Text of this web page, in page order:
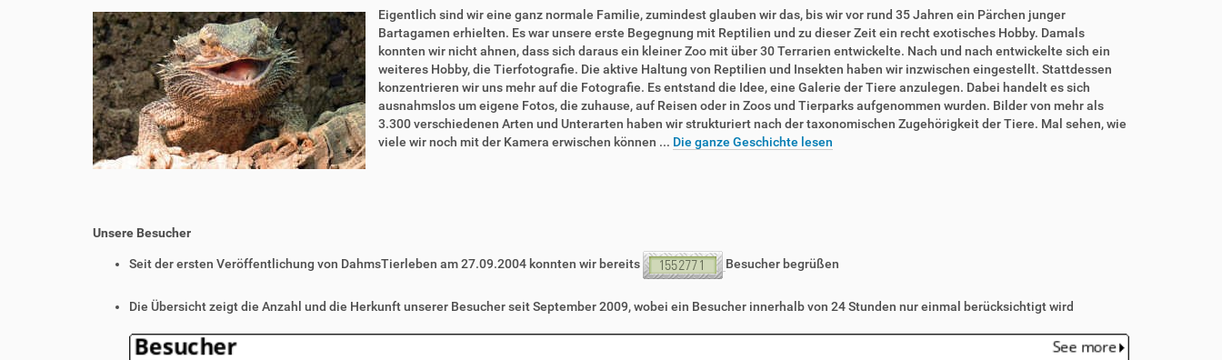
Eigentlich sind wir eine ganz normale Familie, zumindest glauben wir das, bis wir vor rund 35 Jahren ein Pärchen junger
Bartagamen erhielten. Es war unsere erste Begegnung mit Reptilien und zu dieser Zeit ein recht exotisches Hobby. Damals
konnten wir nicht ahnen, dass sich daraus ein kleiner Zoo mit über 30 Terrarien entwickelte. Nach und nach entwickelte sich ein
weiteres Hobby, die Tierfotografie. Die aktive Haltung von Reptilien und Insekten haben wir inzwischen eingestellt. Stattdessen
konzentrieren wir uns mehr auf die Fotografie. Es entstand die Idee, eine Galerie der Tiere anzulegen. Dabei handelt es sich
ausnahmslos um eigene Fotos, die zuhause, auf Reisen oder in Zoos und Tierparks aufgenommen wurden. Bilder von mehr als
3.300 verschiedenen Arten und Unterarten haben wir strukturiert nach der taxonomischen Zugehörigkeit der Tiere. Mal sehen, wie
viele wir noch mit der Kamera erwischen können ... Die ganze Geschichte lesen
Unsere Besucher
Seit der ersten Veröffentlichung von DahmsTierleben am 27.09.2004 konnten wir bereits Besucher begrüßen
Die Übersicht zeigt die Anzahl und die Herkunft unserer Besucher seit September 2009, wobei ein Besucher innerhalb von 24 Stunden nur einmal berücksichtigt wird